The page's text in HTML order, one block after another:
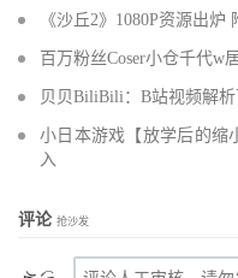
《沙丘2》1080P资源出炉
百万粉丝Coser小仓千代w
贝贝BiliBili：B站视频解
小日本游戏【放学后的缩
入
评论 抢沙发